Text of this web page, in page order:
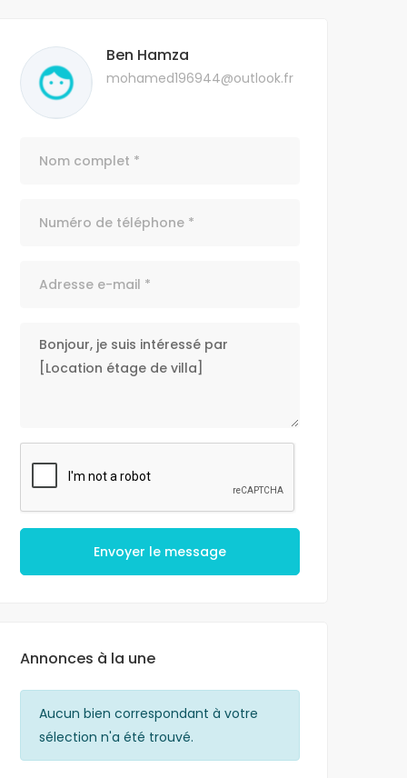
Ben Hamza
mohamed196944@outlook.fr
Envoyer le message
Annonces à la une
Aucun bien correspondant à votre
sélection n'a été trouvé.